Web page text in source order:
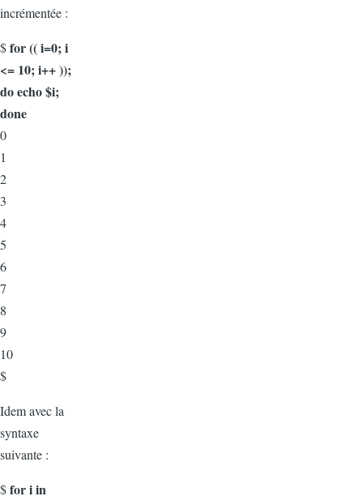
incrémentée :
$for (( i=0; i
<= 10; i++ ));
do echo $i;
done
0
1
2
3
4
5
6
7
8
9
10
$
Idem avec la
syntaxe
suivante :
$for i in